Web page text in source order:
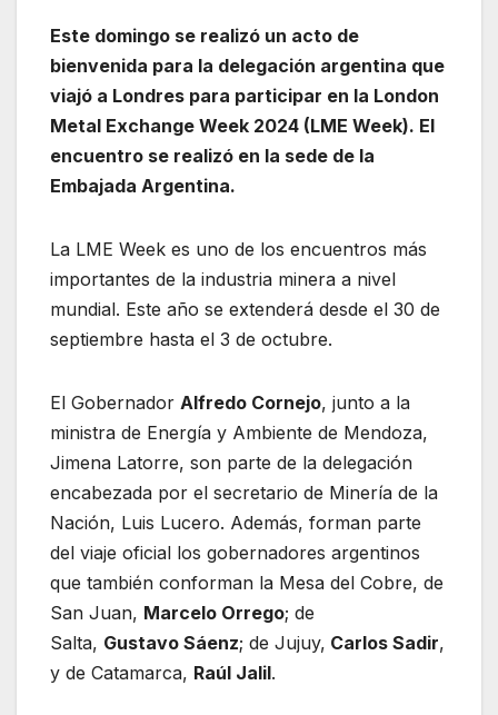
Este domingo se realizó un acto de
bienvenida para la delegación argentina que
viajó a Londres para participar en la London
Metal Exchange Week 2024 (LME Week). El
encuentro se realizó en la sede de la
Embajada Argentina.
La LME Week es uno de los encuentros más
importantes de la industria minera a nivel
mundial. Este año se extenderá desde el 30 de
septiembre hasta el 3 de octubre.
El Gobernador Alfredo Cornejo, junto a la
ministra de Energía y Ambiente de Mendoza,
Jimena Latorre, son parte de la delegación
encabezada por el secretario de Minería de la
Nación, Luis Lucero. Además, forman parte
del viaje oficial los gobernadores argentinos
que también conforman la Mesa del Cobre, de
San Juan, Marcelo Orrego; de
Salta, Gustavo Sáenz; de Jujuy, Carlos Sadir,
y de Catamarca, Raúl Jalil.